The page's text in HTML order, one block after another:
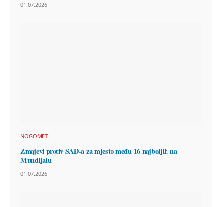
01.07.2026
NOGOMET
Zmajevi protiv SAD-a za mjesto među 16 najboljih na
Mundijalu
01.07.2026